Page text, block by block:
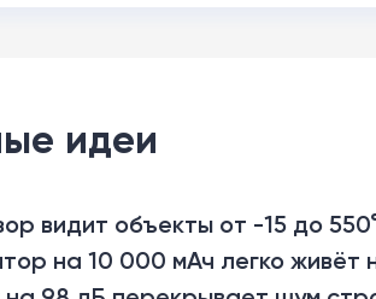
идеи
видит объекты от -15 до
на 10 000 мАч легко живёт